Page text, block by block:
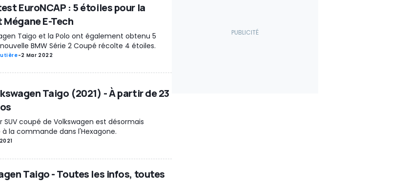
EuroNCAP : 5 étoiles pour la
E-Tech
Taigo et la Polo ont également obtenu 5
BMW Série 2 Coupé récolte 4 étoiles.
-2 Mar 2022
Taigo (2021) - À partir de 23
SUV coupé de Volkswagen est désormais
à la commande dans l'Hexagone.
Taigo - Toutes les infos, toutes